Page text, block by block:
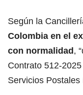
Según la
Colombia en el
con normalidad,
Contrato 512-
Servicios Postales